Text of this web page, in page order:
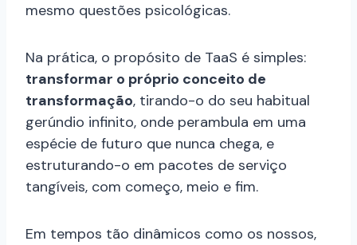
mesmo questões psicológicas.
Na prática, o propósito de TaaS é simples:
transformar o próprio conceito de
transformação, tirando-o do seu habitual
gerúndio infinito, onde perambula em uma
espécie de futuro que nunca chega, e
estruturando-o em pacotes de serviço
tangíveis, com começo, meio e fim.
Em tempos tão dinâmicos como os nossos,